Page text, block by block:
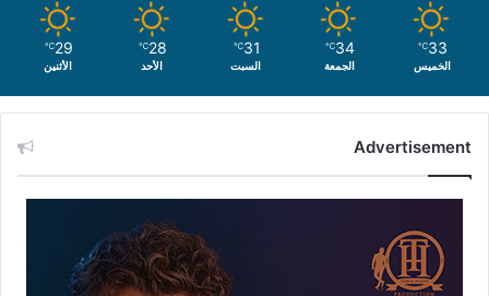
33
℃
الخميس
34
℃
الجمعة
31
℃
السبت
28
℃
الأحد
29
℃
الأثنين
Advertisement